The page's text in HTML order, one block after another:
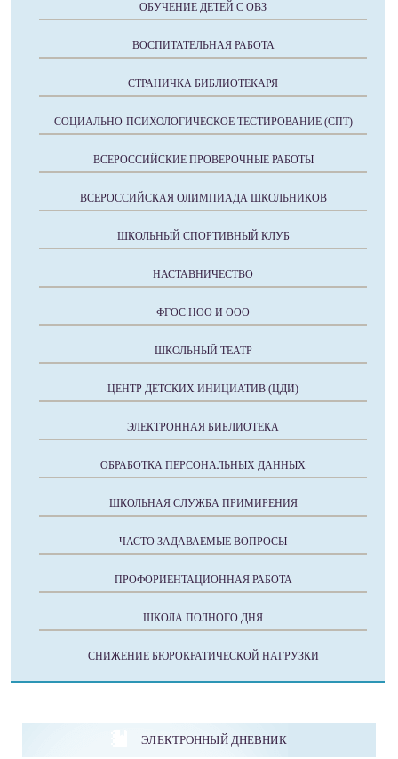
ОБУЧЕНИЕ ДЕТЕЙ С ОВЗ
ВОСПИТАТЕЛЬНАЯ РАБОТА
СТРАНИЧКА БИБЛИОТЕКАРЯ
СОЦИАЛЬНО-ПСИХОЛОГИЧЕСКОЕ ТЕСТИРОВАНИЕ (СПТ)
ВСЕРОССИЙСКИЕ ПРОВЕРОЧНЫЕ РАБОТЫ
ВСЕРОССИЙСКАЯ ОЛИМПИАДА ШКОЛЬНИКОВ
ШКОЛЬНЫЙ СПОРТИВНЫЙ КЛУБ
НАСТАВНИЧЕСТВО
ФГОС НОО И ООО
ШКОЛЬНЫЙ ТЕАТР
ЦЕНТР ДЕТСКИХ ИНИЦИАТИВ (ЦДИ)
ЭЛЕКТРОННАЯ БИБЛИОТЕКА
ОБРАБОТКА ПЕРСОНАЛЬНЫХ ДАННЫХ
ШКОЛЬНАЯ СЛУЖБА ПРИМИРЕНИЯ
ЧАСТО ЗАДАВАЕМЫЕ ВОПРОСЫ
ПРОФОРИЕНТАЦИОННАЯ РАБОТА
ШКОЛА ПОЛНОГО ДНЯ
СНИЖЕНИЕ БЮРОКРАТИЧЕСКОЙ НАГРУЗКИ
ЭЛЕКТРОННЫЙ ДНЕВНИК